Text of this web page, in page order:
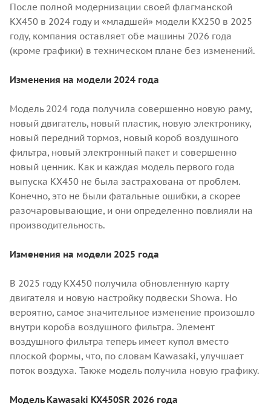
После полной модернизации своей флагманской
KX450 в 2024 году и «младшей» модели KX250 в 2025
году, компания оставляет обе машины 2026 года
(кроме графики) в техническом плане без изменений.
Изменения на модели 2024 года
Модель 2024 года получила совершенно новую раму,
новый двигатель, новый пластик, новую электронику,
новый передний тормоз, новый короб воздушного
фильтра, новый электронный пакет и совершенно
новый ценник. Как и каждая модель первого года
выпуска КХ450 не была застрахована от проблем.
Конечно, это не были фатальные ошибки, а скорее
разочаровывающие, и они определенно повлияли на
производительность.
Изменения на модели 2025 года
В 2025 году KX450 получила обновленную карту
двигателя и новую настройку подвески Showa. Но
вероятно, самое значительное изменение произошло
внутри короба воздушного фильтра. Элемент
воздушного фильтра теперь имеет купол вместо
плоской формы, что, по словам Kawasaki, улучшает
поток воздуха. Также модель получила новую графику.
Модель Kawasaki KX450SR 2026 года